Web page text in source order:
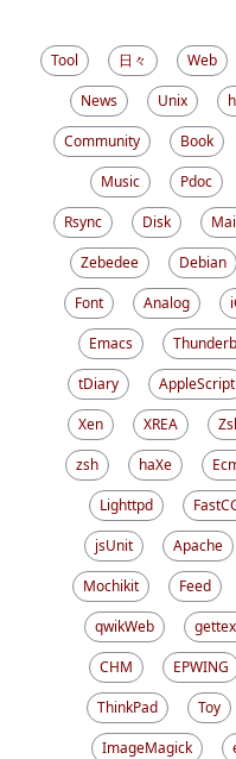
Tool 日々 Web
News
Unix
Community
Book
Music
Pdoc
Rsync
Disk
Zebedee
Debian
Font
Analog
Emacs
tDiary
AppleScript
Xen
XREA
zsh
haXe
Lighttpd
jsUnit
Apache
Mochikit
Feed
qwikWeb
CHM
EPWING
ThinkPad
Toy
ImageMagick